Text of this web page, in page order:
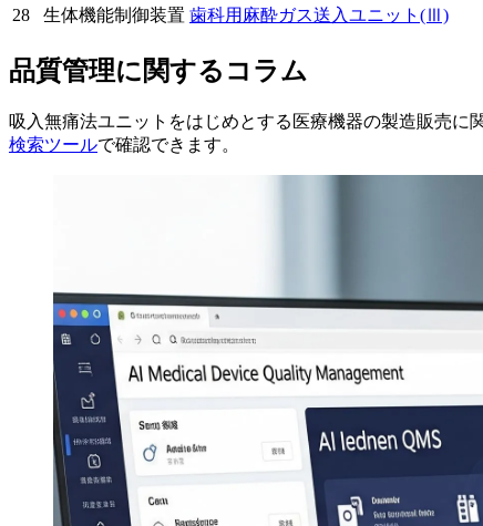
28
生体機能制御装置 歯科用麻酔ガス送入ユニット (Ⅲ)
品質管理に関するコラム
吸入無痛法ユニットをはじめとする医療機器の製造販売に
検索ツールで確認できます。